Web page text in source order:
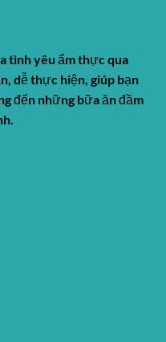
tình yêu ẩm thực qua
dễ thực hiện, giúp bạn
đến những bữa ăn đầm